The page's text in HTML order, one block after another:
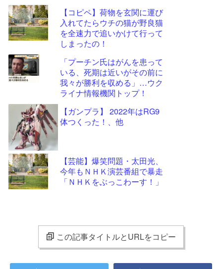
【コピペ】荷物を玄関に運び
入れてたらウチの猫が野良猫
を全速力で追いかけて行って
しまったの！
「プーチン氏はがんを患って
いる、死期は近いがその前に
我々が勝利を収める」…ウク
ライナ情報機関トップ！
【ガンプラ】 2022年はRG9
体つくった！、他
【芸能】爆笑問題・太田光、
今年もＮＨＫ演芸番組で暴走
「ＮＨＫをぶっこわーす！」
この記事タイトルとURLをコピー